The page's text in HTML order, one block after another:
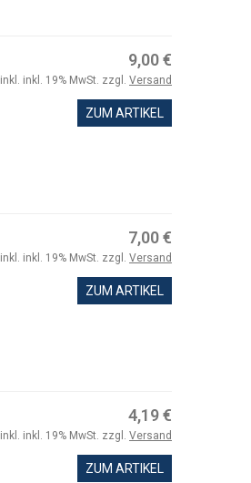
9,00 €
inkl. inkl. 19% MwSt. zzgl. Versand
ZUM ARTIKEL
7,00 €
inkl. inkl. 19% MwSt. zzgl. Versand
ZUM ARTIKEL
4,19 €
inkl. inkl. 19% MwSt. zzgl. Versand
ZUM ARTIKEL